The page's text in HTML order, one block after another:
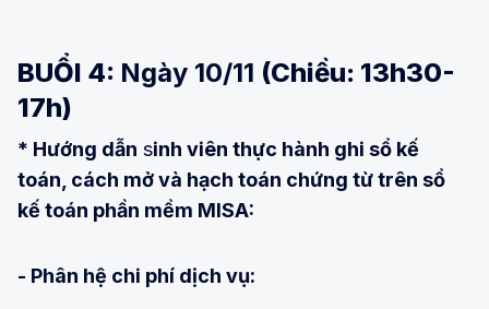
BUỔI 4: Ngày 10/11 (Chiều: 13h30-
17h)
* Hướng dẫn sinh viên thực hành ghi sổ kế
toán, cách mở và hạch toán chứng từ trên sổ
kế toán phần mềm MISA:
- Phân hệ chi phí dịch vụ: